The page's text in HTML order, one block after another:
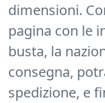
dimensioni.
pagina con le
busta, la
consegna,
spedizione, e